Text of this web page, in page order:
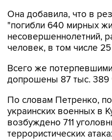
Она добавила, что в
"погибли 640 мирных
несовершеннолетний,
человек, в том числе
Всего же
допрошены 87 тыс. 389
По словам Петренко,
украинских военных в
возбуждено 711
террористических